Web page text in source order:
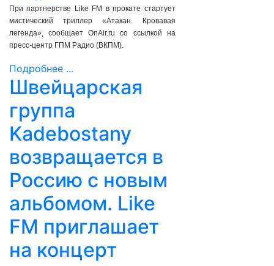
При партнерстве Like FM в прокате стартует
мистический триллер «Атакан. Кровавая
легенда», сообщает OnAir.ru со ссылкой на
пресс-центр ГПМ Радио (ВКПМ).
Подробнее ...
Швейцарская
группа
Kadebostany
возвращается в
Россию с новым
альбомом. Like
FM приглашает
на концерт